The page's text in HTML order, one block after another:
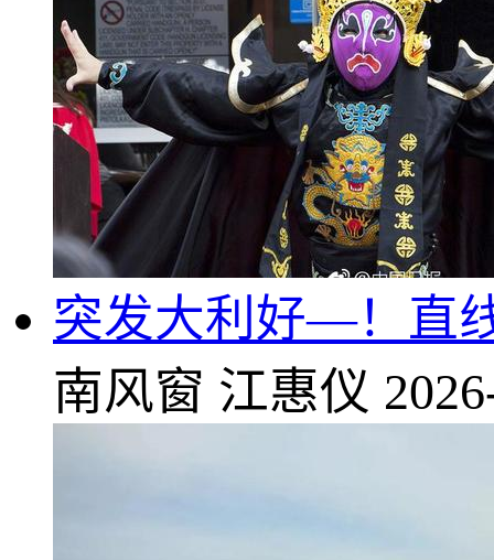
突发大利好—！直
南风窗 江惠仪